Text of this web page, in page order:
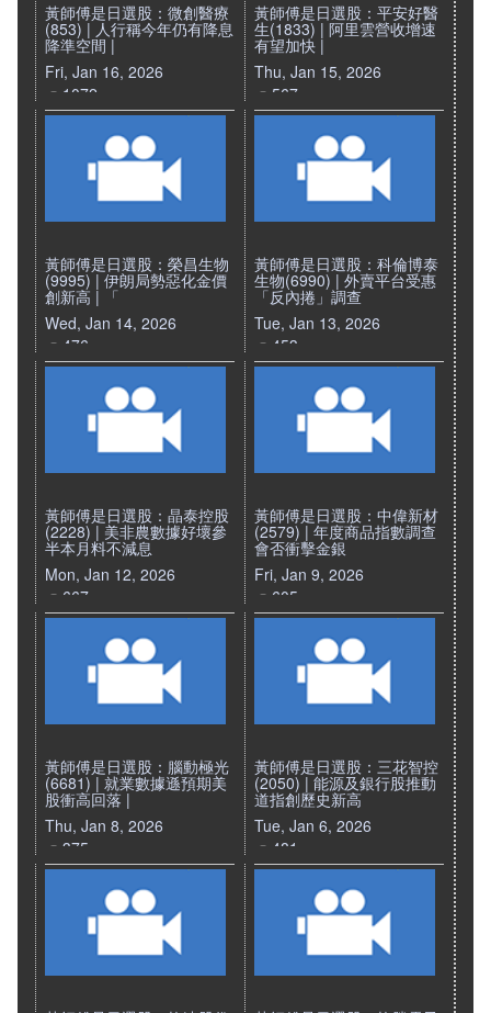
黃師傅是日選股：微創醫療
(853) | 人行稱今年仍有降息
降準空間 |
Fri, Jan 16, 2026
1072
黃師傅是日選股：平安好醫
生(1833) | 阿里雲營收增速
有望加快 |
Thu, Jan 15, 2026
567
黃師傅是日選股：榮昌生物
(9995) | 伊朗局勢惡化金價
創新高 | 「
Wed, Jan 14, 2026
476
黃師傅是日選股：科倫博泰
生物(6990) | 外賣平台受惠
「反內捲」調查
Tue, Jan 13, 2026
453
黃師傅是日選股：晶泰控股
(2228) | 美非農數據好壞參
半本月料不減息
Mon, Jan 12, 2026
667
黃師傅是日選股：中偉新材
(2579) | 年度商品指數調查
會否衝擊金銀
Fri, Jan 9, 2026
605
黃師傅是日選股：腦動極光
(6681) | 就業數據遜預期美
股衝高回落 |
Thu, Jan 8, 2026
375
黃師傅是日選股：三花智控
(2050) | 能源及銀行股推動
道指創歷史新高
Tue, Jan 6, 2026
481